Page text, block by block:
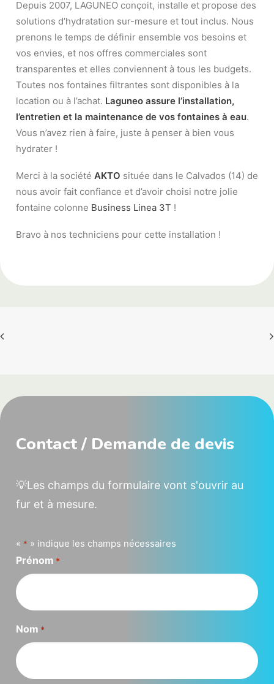
Depuis 2007, LAGUNEO conçoit, installe et propose des
solutions d’hydratation sur-mesure et tout inclus. Nous
prenons le temps de définir ensemble vos besoins et
vos envies, et nos offres commerciales sont
transparentes et elles conviennent à tous les budgets.
Toutes nos fontaines filtrantes sont disponibles à la
location ou à l’achat. Laguneo assure l’installation,
l’entretien et la maintenance de vos fontaines à eau.
Vous n’avez rien à faire, juste à penser à bien vous
hydrater !
Merci à la société AKTO située dans le Calvados (14) de
nous avoir fait confiance et d’avoir choisi notre jolie
fontaine colonne Business Linea 3T !
Bravo à nos techniciens pour cette installation !
Contact / Demande de devis
💡Les champs du formulaire vont s'ouvrir au
fur et à mesure.
« * » indique les champs nécessaires
Prénom *
Nom *